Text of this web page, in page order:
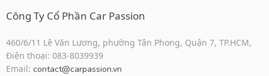
Công Ty Cổ Phần Car Passion
460/6/11 Lê Văn Lương, phường Tân Phong, Quận 7, TP.HCM,
Điện thoại: 083-8039939
Email: contact@carpassion.vn